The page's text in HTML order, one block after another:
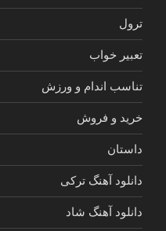
ترول
تعبیر خواب
تناسب اندام و ورزش
خرید و فروش
داستان
دانلود آهنگ ترکی
دانلود آهنگ شاد